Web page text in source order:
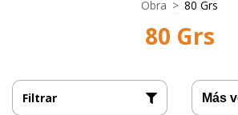
Obra > 80 Grs
80 Grs
Filtrar